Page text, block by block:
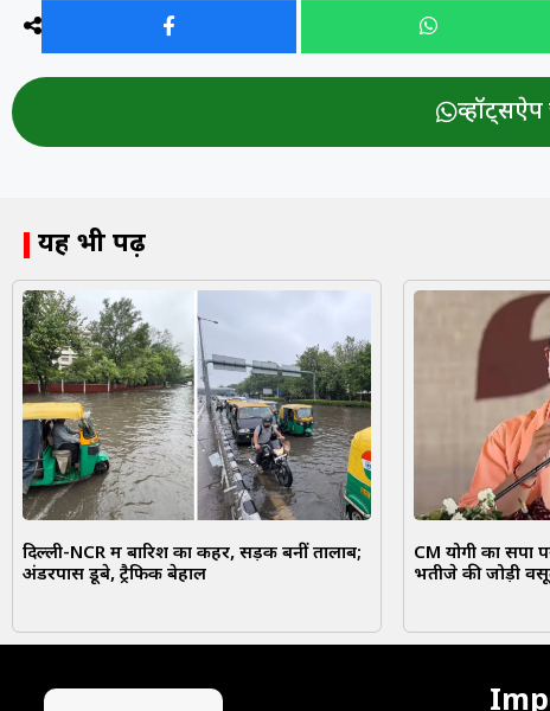
यह भी पढ़ें
दिल्ली-NCR में बारिश का कहर, सड़कें बनीं तालाब;
अंडरपास डूबे, ट्रैफिक बेहाल
CM योगी का सपा
भतीजे की जोड़ी